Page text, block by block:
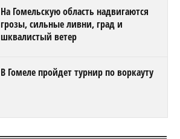
На Гомельскую область надвигаются
грозы, сильные ливни, град и
шквалистый ветер
В Гомеле пройдет турнир по воркауту